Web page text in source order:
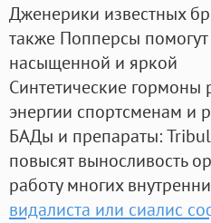
Дженерики известных
также Попперсы
насыщенной и яркой
Синтетические гормоны
энергии спортсменам и
БАДы и препараты:
повысят выносливость
работу многих
видалиста или сиалис